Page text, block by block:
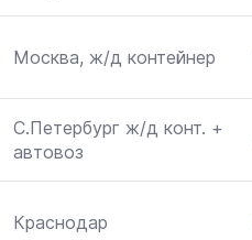
Москва, ж/д контейнер
С.Петербург ж/д конт. +
автовоз
Краснодар